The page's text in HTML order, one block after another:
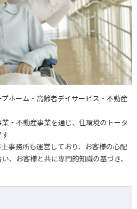
ホーム・高齢者デイサービス・不動産
・不動産事業を通じ、住環境のトータ
事務所も運営しており、お客様の心配
、お客様と共に専門的知識の基づき、